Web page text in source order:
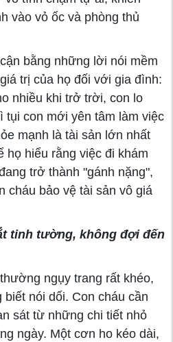
vào vỏ ốc và phòng thủ
bằng những lời nói mềm
trị của họ đối với gia đình:
nhiều khi trở trời, con lo
tụi con mới yên tâm làm việc
mạnh là tài sản lớn nhất
họ hiểu rằng việc đi khám
trở thành "gánh nặng",
cháu bảo vệ tài sản vô giá
tinh tường, không đợi đến
ngụy trang rất khéo,
nói dối. Con cháu cần
sát từ những chi tiết nhỏ
ngày. Một cơn ho kéo dài,